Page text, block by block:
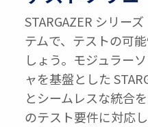
STARGAZER シリー
テムで、テストの可
しょう。モジュラー
ャを基盤とした
とシームレスな統合
のテスト要件に対応し